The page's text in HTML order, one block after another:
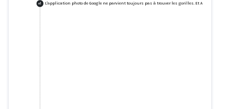
+1 L'application photo de Google ne parvient toujours pas à trouver les gorilles. Et Apple non